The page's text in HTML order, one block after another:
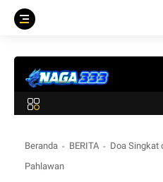
Beranda BERITA
Doa Singkat
Pahlawan